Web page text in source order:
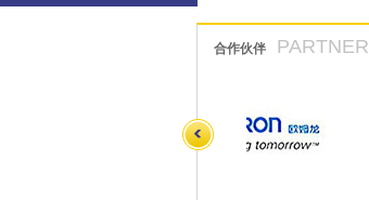
合作伙伴 PARTNER